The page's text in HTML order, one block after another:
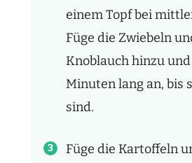
einem Topf bei
Füge die Zwiebeln
Knoblauch hinzu
Minuten lang an, bis
sind.
Füge die Kartoffeln